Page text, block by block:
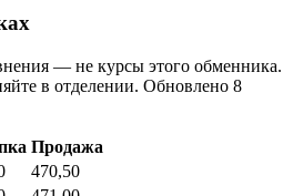
— не курсы этого обменника.
в отделении. Обновлено 8
Продажа
470,50